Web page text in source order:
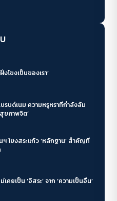
โขงเป็นของเรา’
รูหราที่กำลังล้ม
ขภาพจิต’
โยงสระแก้ว ‘หลักฐาน’ สำคัญที่
คยเป็น ‘อิสระ’ จาก ‘ความเป็นอื่น’